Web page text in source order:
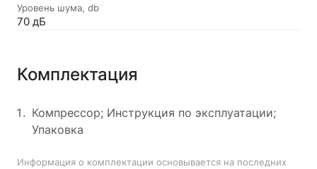
Уровень шума, db
70 дБ
Комплектация
Компрессор; Инструкция по эксплуатации;
Упаковка
Информация о комплектации основывается на последних